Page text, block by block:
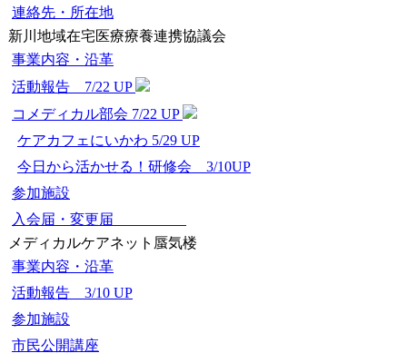
連絡先・所在地
新川地域在宅医療療養連携協議会
事業内容・沿革
活動報告 7/22 UP
コメディカル部会 7/22 UP
ケアカフェにいかわ 5/29 UP
今日から活かせる！研修会 3/10UP
参加施設
入会届・変更届
メディカルケアネット蜃気楼
事業内容・沿革
活動報告 3/10 UP
参加施設
市民公開講座